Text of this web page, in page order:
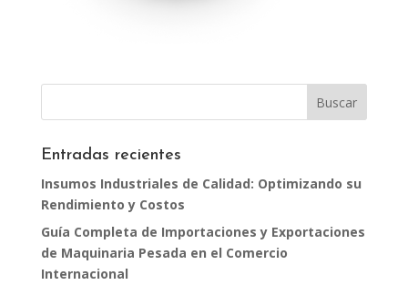
Entradas recientes
Insumos Industriales de Calidad: Optimizando su
Rendimiento y Costos
Guía Completa de Importaciones y Exportaciones
de Maquinaria Pesada en el Comercio
Internacional